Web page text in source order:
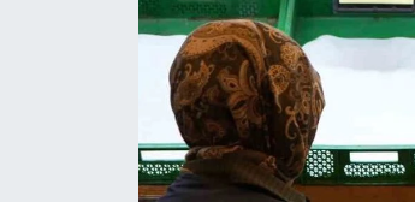
MERKEZ
RESMİ İLANLAR
SAĞLIK